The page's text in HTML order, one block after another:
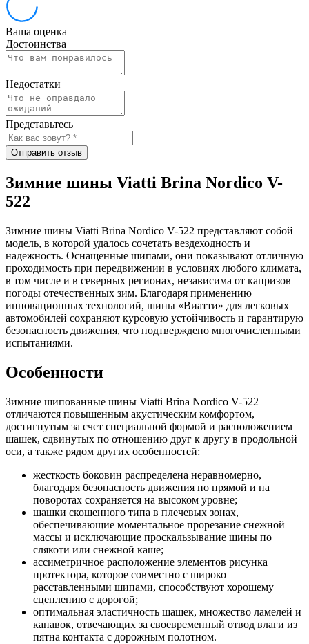
Ваша оценка
Достоинства
Недостатки
Представьтесь
Отправить отзыв
Зимние шины Viatti Brina Nordico V-
522
Зимние шины Viatti Brina Nordico V-522 представляют собой
модель, в которой удалось сочетать вездеходность и
надежность. Оснащенные шипами, они показывают отличную
проходимость при передвижении в условиях любого климата,
в том числе и в северных регионах, независима от капризов
погоды отечественных зим. Благодаря применению
инновационных технологий, шины «Виатти» для легковых
автомобилей сохраняют курсовую устойчивость и гарантирую
безопасность движения, что подтверждено многочисленными
испытаниями.
Особенности
Зимние шипованные шины Viatti Brina Nordico V-522
отличаются повышенным акустическим комфортом,
достигнутым за счет специальной формой и расположением
шашек, сдвинутых по отношению друг к другу в продольной
оси, а также рядом других особенностей:
жесткость боковин распределена неравномерно,
благодаря безопасность движения по прямой и на
поворотах сохраняется на высоком уровне;
шашки скошенного типа в плечевых зонах,
обеспечивающие моментальное прорезание снежной
массы и исключающие проскальзывание шины по
слякоти или снежной каше;
ассиметричное расположение элементов рисунка
протектора, которое совместно с широко
расставленными шипами, способствуют хорошему
сцеплению с дорогой;
оптимальная эластичность шашек, множество ламелей и
канавок, отвечающих за своевременный отвод влаги из
пятна контакта с дорожным полотном.